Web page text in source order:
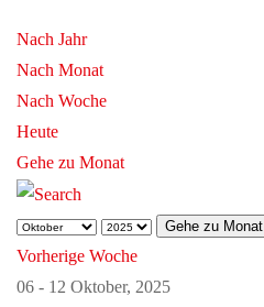
Nach Jahr
Nach Monat
Nach Woche
Heute
Gehe zu Monat
Gehe zu Monat
Vorherige Woche
06 - 12 Oktober, 2025